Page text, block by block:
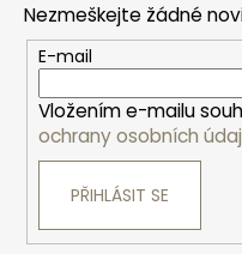
Nezmeškejte žádné
E-mail
Vložením e-mailu
ochrany osobních
PŘIHLÁSIT SE